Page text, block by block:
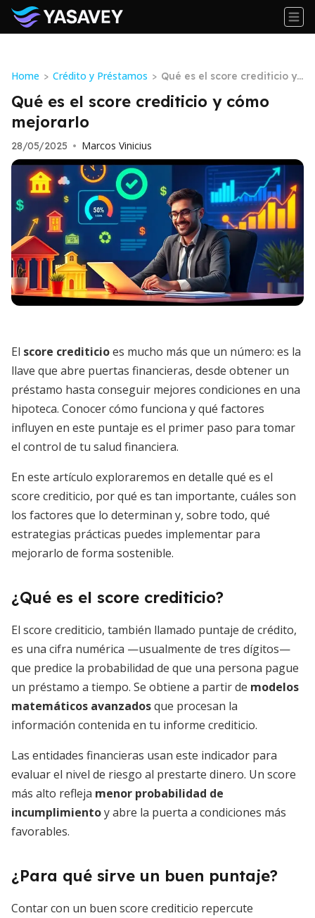
Home > Crédito y Préstamos > Qué es el score crediticio y
cómo mejorarlo
Qué es el score crediticio y cómo
mejorarlo
28/05/2025 • Marcos Vinicius
El score crediticioes mucho más que un número: es la
llave que abre puertas financieras, desde obtener un
préstamo hasta conseguir mejores condiciones en una
hipoteca. Conocer cómo funciona y qué factores
influyen en este puntaje es el primer paso para tomar
el control de tu salud financiera.
En este artículo exploraremos en detalle qué es el
score crediticio, por qué es tan importante, cuáles son
los factores que lo determinan y, sobre todo, qué
estrategias prácticas puedes implementar para
mejorarlo de forma sostenible.
¿Qué es el score crediticio?
El score crediticio, también llamado puntaje de crédito,
es una cifra numérica —usualmente de tres dígitos—
que predice la probabilidad de que una persona pague
un préstamo a tiempo. Se obtiene a partir de modelos
matemáticos avanzadosque procesan la
información contenida en tu informe crediticio.
Las entidades financieras usan este indicador para
evaluar el nivel de riesgo al prestarte dinero. Un score
más alto refleja menor probabilidad de
incumplimientoy abre la puerta a condiciones más
favorables.
¿Para qué sirve un buen puntaje?
Contar con un buen score crediticio repercute